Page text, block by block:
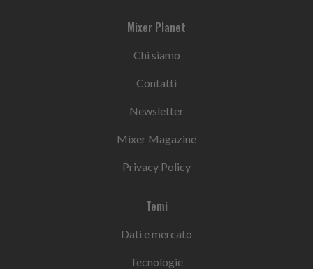
Mixer Planet
Chi siamo
Contatti
Newsletter
Mixer Magazine
Privacy Policy
Temi
Dati e mercato
Tecnologie